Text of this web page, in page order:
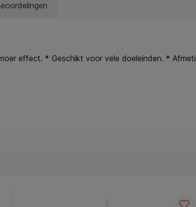
effect. * Geschikt voor vele doeleinden. *